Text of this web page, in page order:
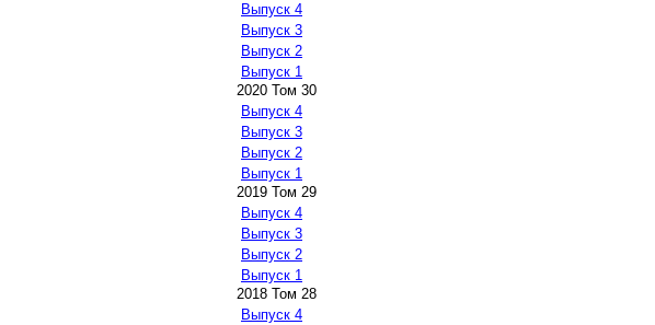
Выпуск 4
Выпуск 3
Выпуск 2
Выпуск 1
2020 Том 30
Выпуск 4
Выпуск 3
Выпуск 2
Выпуск 1
2019 Том 29
Выпуск 4
Выпуск 3
Выпуск 2
Выпуск 1
2018 Том 28
Выпуск 4